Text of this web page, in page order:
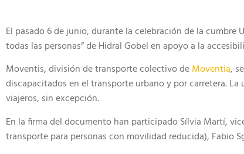
El pasado 6 de junio, durante la celebración de la cumbre
todas las personas” de Hidral Gobel en apoyo a la
Moventis, división de transporte colectivo deMoventia,
discapacitados en el transporte urbano y por carretera.
viajeros, sin excepción.
En la firma del documento han participado Sílvia Martí,
transporte para personas con movilidad reducida), Fabio